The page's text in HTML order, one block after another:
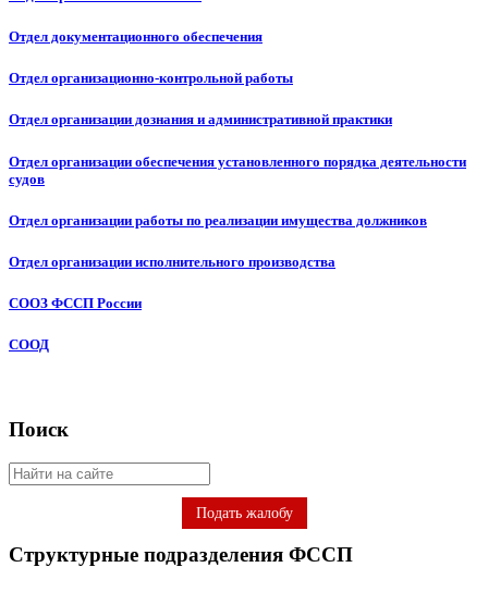
Отдел документационного обеспечения
Отдел организационно-контрольной работы
Отдел организации дознания и административной практики
Отдел организации обеспечения установленного порядка деятельности
судов
Отдел организации работы по реализации имущества должников
Отдел организации исполнительного производства
СООЗ ФССП России
СООД
Поиск
Подать жалобу
Структурные подразделения ФССП